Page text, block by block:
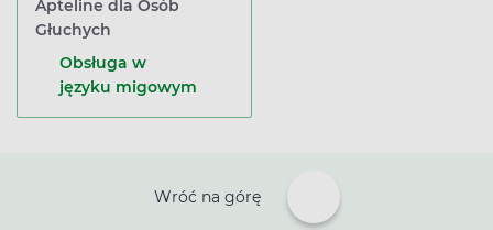
Apteline dla Osób
Głuchych
Obsługa w
języku migowym
Wróć na górę